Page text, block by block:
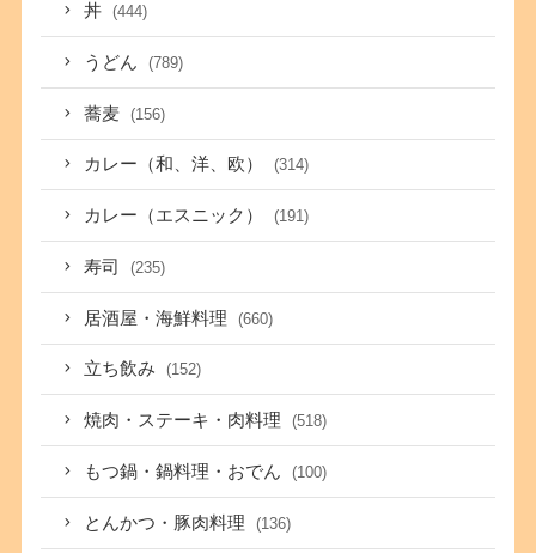
丼 (444)
うどん (789)
蕎麦 (156)
カレー（和、洋、欧） (314)
カレー（エスニック） (191)
寿司 (235)
居酒屋・海鮮料理 (660)
立ち飲み (152)
焼肉・ステーキ・肉料理 (518)
もつ鍋・鍋料理・おでん (100)
とんかつ・豚肉料理 (136)